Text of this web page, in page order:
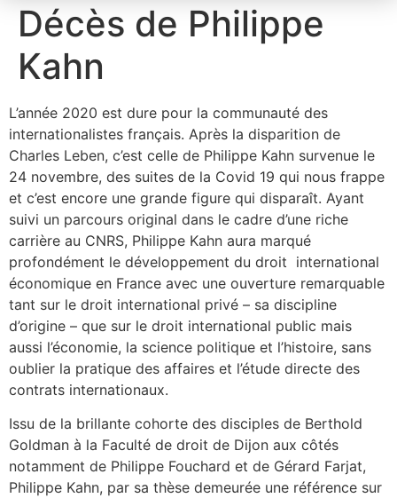
Décès de Philippe
Kahn
L’année 2020 est dure pour la communauté des
internationalistes français. Après la disparition de
Charles Leben, c’est celle de Philippe Kahn survenue le
24 novembre, des suites de la Covid 19 qui nous frappe
et c’est encore une grande figure qui disparaît. Ayant
suivi un parcours original dans le cadre d’une riche
carrière au CNRS, Philippe Kahn aura marqué
profondément le développement du droit international
économique en France avec une ouverture remarquable
tant sur le droit international privé – sa discipline
d’origine – que sur le droit international public mais
aussi l’économie, la science politique et l’histoire, sans
oublier la pratique des affaires et l’étude directe des
contrats internationaux.
Issu de la brillante cohorte des disciples de Berthold
Goldman à la Faculté de droit de Dijon aux côtés
notamment de Philippe Fouchard et de Gérard Farjat,
Philippe Kahn, par sa thèse demeurée une référence sur